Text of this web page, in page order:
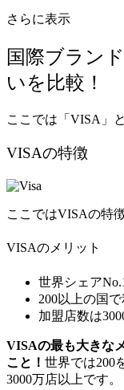
さらに表示
国際ブラン
いを比較！
ここでは「VISA」
VISAの特徴
ここではVISAの特
VISAのメリット
世界シェア
200以上の国で
加盟店数は
VISAの最も大きな
こと！ 世界では200
3000万店以上です。